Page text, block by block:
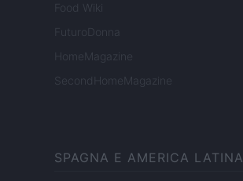
Food Wiki
FuturoDonna
HomeMagazine
SecondHomeMagazine
SPAGNA E AMERICA LATINA